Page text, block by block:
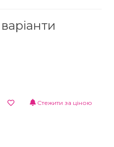
Стежити за ціною